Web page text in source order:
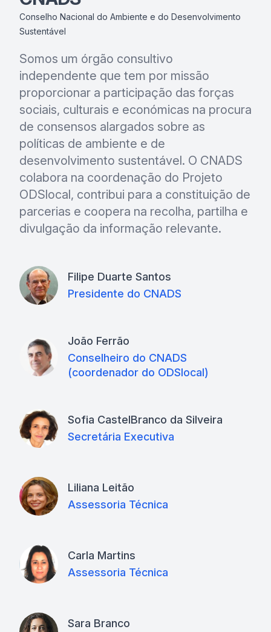
Conselho Nacional do Ambiente e do Desenvolvimento
Sustentável
Somos um órgão consultivo
independente que tem por missão
proporcionar a participação das forças
sociais, culturais e económicas na procura
de consensos alargados sobre as
políticas de ambiente e de
desenvolvimento sustentável. O CNADS
colabora na coordenação do Projeto
ODSlocal, contribui para a constituição de
parcerias e coopera na recolha, partilha e
divulgação da informação relevante.
Filipe Duarte Santos
Presidente do CNADS
João Ferrão
Conselheiro do CNADS
(coordenador do ODSlocal)
Sofia CastelBranco da Silveira
Secretária Executiva
Liliana Leitão
Assessoria Técnica
Carla Martins
Assessoria Técnica
Sara Branco